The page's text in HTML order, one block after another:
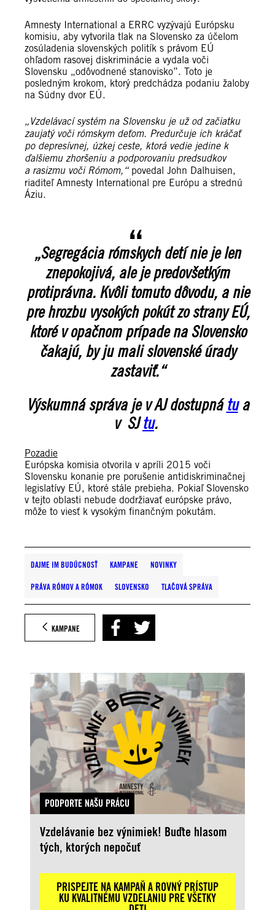
Amnesty International a ERRC vyzývajú Európsku
komisiu, aby vytvorila tlak na Slovensko za účelom
zosúladenia slovenských politík s právom EÚ
ohľadom rasovej diskriminácie a vydala voči
Slovensku „odôvodnené stanovisko”. Toto je
posledným krokom, ktorý predchádza podaniu žaloby
na Súdny dvor EÚ.
„Vzdelávací systém na Slovensku je už od začiatku
zaujatý voči rómskym deťom. Predurčuje ich kráčať
po depresívnej, úzkej ceste, ktorá vedie jedine k
ďalšiemu zhoršeniu a podporovaniu predsudkov
a rasizmu voči Rómom,“povedal John Dalhuisen,
riaditeľ Amnesty International pre Európu a strednú
Áziu.
„Segregácia rómskych detí nie je len
znepokojivá, ale je predovšetkým
protiprávna. Kvôli tomuto dôvodu, a nie
pre hrozbu vysokých pokút zo strany EÚ,
ktoré v opačnom prípade na Slovensko
čakajú, by ju mali slovenské úrady
zastaviť.“
Výskumná správa je v AJ dostupnátua
v SJtu.
Pozadie
Európska komisia otvorila v apríli 2015 voči
Slovensku konanie pre porušenie antidiskriminačnej
legislatívy EÚ, ktoré stále prebieha. Pokiaľ Slovensko
v tejto oblasti nebude dodržiavať európske právo,
môže to viesť k vysokým finančným pokutám.
DAJME IM BUDÚCNOSŤ KAMPANE NOVINKY
PRÁVA RÓMOV A RÓMOK SLOVENSKO TLAČOVÁ SPRÁVA
KAMPANE
PODPORTE NAŠU PRÁCU
Vzdelávanie bez výnimiek! Buďte hlasom
tých, ktorých nepočuť
PRISPEJTE NA KAMPAŇ A ROVNÝ PRÍSTUP
KU KVALITNÉMU VZDELANIU PRE VŠETKY